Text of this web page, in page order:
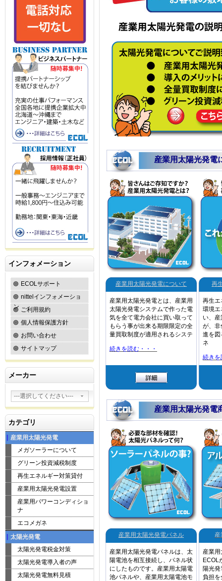
インフォメーション
ECOLサポート
nittelインフォメーショ
ン ご利用規約
個人情報保護方針
お問い合わせ
サイトマップ
メーカー
---選択してください---
カテゴリ
産業用太陽光発電
メガソーラーについて
グリーン投資減税制度
再生エネルギー対策貸付
産業用太陽光発電設置
産業用パワーコンディショ
ナ
エコメガネ
太陽光発電
太陽光発電税金対策
太陽光発電導入者の声
太陽光発電無料見積
2012年度の産業用太陽光発電買取価格
については、調達価格等算定委員会の
したオーナーは、ご契約時の買取価格
いて、2012年度の買取価格の適用を受
業省令及び告示上、平成25年3月31日
臣の設備認定を受ける。(2)系統連系に
類を電気事業者が受領する。上記2点
産業用太陽光発電の申込み書類を電気
事前に電気事業者に対して系統の空き
たって必要となる対策などの検討を求
通常この作業には約3か月必要です。
上、産業用太陽光発電準備を進めるよ
産業用太陽光発電の接続検討にあたり
設置場所及び接続箇所に関する情報が
省）に申請用紙を提出し、接続検討に
陽光発電設置者が支払いに同意してい
す。
太陽光発電とは、太陽光を太陽電池に
変換する発電システムです。ソーラー
能エネルギーである太陽エネルギーの
太陽光発電の技術的特徴として、発電
意に変化する一方、昼間の電力需要ピ
ガス排出量を削減できるシステムです
太陽電池、パワーコンディショナー、
せて構成されています。
太陽光発電の構成として、太陽電池か
取出し、接続箱とパワーコンディショ
設置します。系統連系型の場合には、
盤との間に交流側開閉器を備え、売電
します。一般住宅設置するソーラシス
と言います。
産業用太陽光発電
産業用太陽光発電について 再
産業用太陽光発電とは、産業用
太陽光発電システムで作った電
気を全て電力会社に買い取って
もらう事が出来る期限限定の全
量買取制度が適用されるシステ
続きを読む・・・
再生エ
環境エ
い、
が、非
進を図
ネ
続きを
産業用太陽光発電
産業用太陽光発電パネル 産
産業用太陽光発電パネルは、太
陽電池を相互接続し、パネル状
にしたものです。産業用太陽電
池パネルや、産業用太陽電池モ
産業
ECOL
陽光
負担